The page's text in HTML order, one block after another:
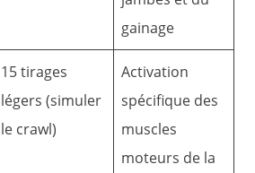
gainage
15 tirages
légers (simuler
le crawl)
Activation
spécifique des
muscles
moteurs de la